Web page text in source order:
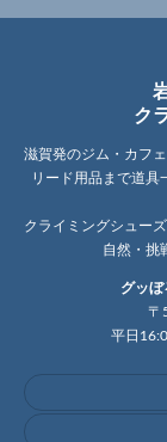
ク
滋賀発のジム・カフ
リード用品まで道具
クライミングシュー
自然・挑
グッぼ
〒
平日